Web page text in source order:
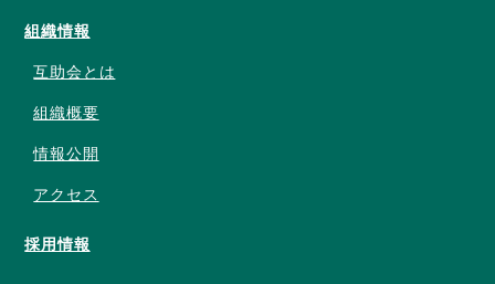
組織情報
互助会とは
組織概要
情報公開
アクセス
採用情報